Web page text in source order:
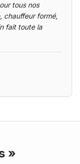
tous nos
chauffeur formé,
fait toute la
»